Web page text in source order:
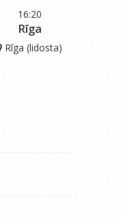
16:20
Rīga
Rīga (lidosta)